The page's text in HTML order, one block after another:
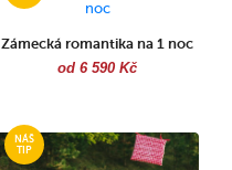
Zámecká romantika na 1 noc
od 6 590 Kč